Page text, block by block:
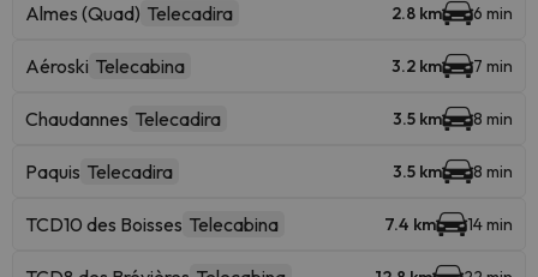
Almes (Quad) Telecadira 2.8 km 6 min
Aéroski Telecabina 3.2 km 7 min
Chaudannes Telecadira 3.5 km 8 min
Paquis Telecadira 3.5 km 8 min
TCD10 des Boisses Telecabina 7.4 km 14 min